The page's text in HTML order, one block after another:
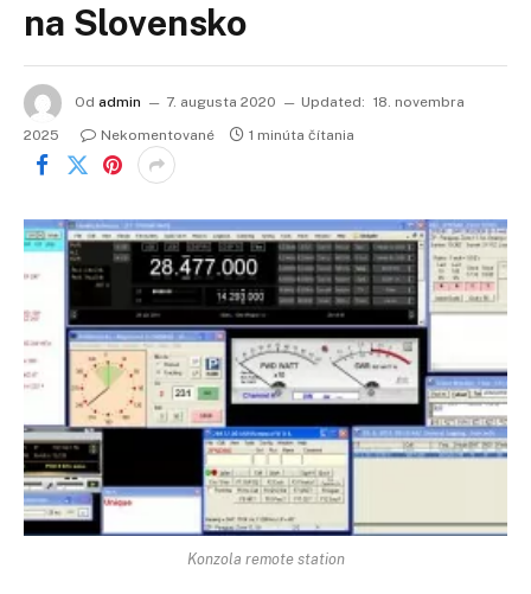
na Slovensko
Od admin 7. augusta 2020 Updated: 18. novembra
2025
Nekomentované 1 minúta čítania
Konzola remote station